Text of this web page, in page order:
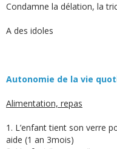
Condamne la délation, la
A des idoles
Autonomie de la vie
Alimentation, repas
1. L’enfant tient son verre
aide (1 an 3mois)